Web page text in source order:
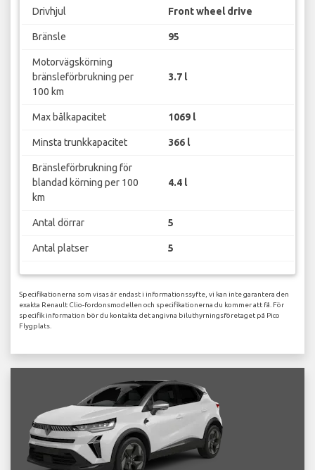
Drivhjul Front wheel drive
Bränsle 95
Motorvägskörning
bränsleförbrukning per
100 km
3.7 l
Max bålkapacitet 1069 l
Minsta trunkkapacitet 366 l
Bränsleförbrukning för
blandad körning per 100
km
4.4 l
Antal dörrar 5
Antal platser 5
Specifikationerna som visas är endast i informationssyfte, vi kan inte garantera den
exakta Renault Clio-fordonsmodellen och specifikationerna du kommer att få. För
specifik information bör du kontakta det angivna biluthyrningsföretaget på Pico
Flygplats.